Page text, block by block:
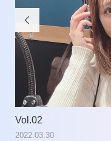

Vol.02
2022.03.30